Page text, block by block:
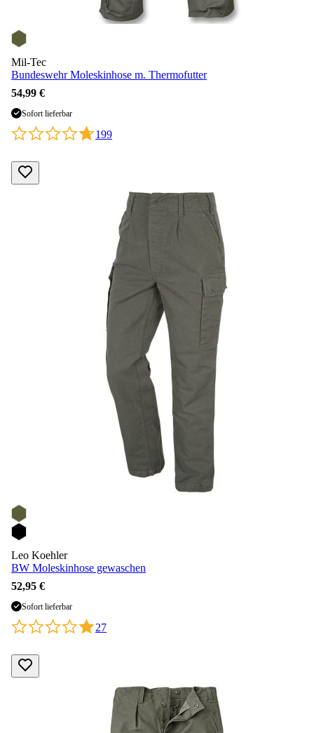
Mil-Tec
Bundeswehr Moleskinhose m. Thermofutter
54,99 €
Sofort lieferbar
199
Leo Koehler
BW Moleskinhose gewaschen
52,95 €
Sofort lieferbar
27